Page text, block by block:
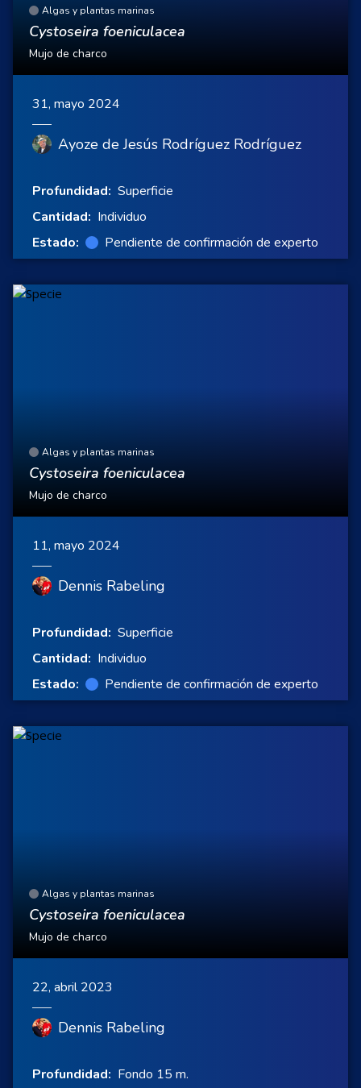
Algas y plantas marinas
Cystoseira foeniculacea
Mujo de charco
31, mayo 2024
Ayoze de Jesús Rodríguez Rodríguez
Profundidad: Superficie
Cantidad: Individuo
Estado:
Pendiente de confirmación de experto
Algas y plantas marinas
Cystoseira foeniculacea
Mujo de charco
11, mayo 2024
Dennis Rabeling
Profundidad: Superficie
Cantidad: Individuo
Estado:
Pendiente de confirmación de experto
Algas y plantas marinas
Cystoseira foeniculacea
Mujo de charco
22, abril 2023
Dennis Rabeling
Profundidad: Fondo 15 m.